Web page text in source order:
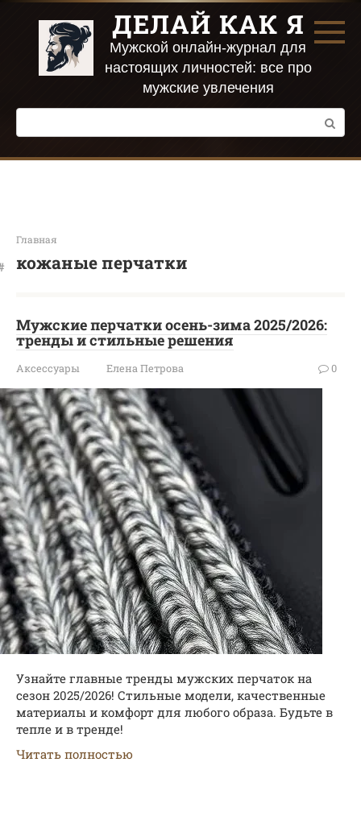
Перейти
контенту
ДЕЛАЙ КАК Я
Мужской онлайн-журнал для
настоящих личностей: все про
мужские увлечения
Поиск:
Главная
кожаные перчатки
Мужские перчатки осень-зима 2025/2026:
тренды и стильные решения
Аксессуары Елена Петрова 0
Узнайте главные тренды мужских перчаток на
сезон 2025/2026! Стильные модели, качественные
материалы и комфорт для любого образа. Будьте в
тепле и в тренде!
Читать полностью